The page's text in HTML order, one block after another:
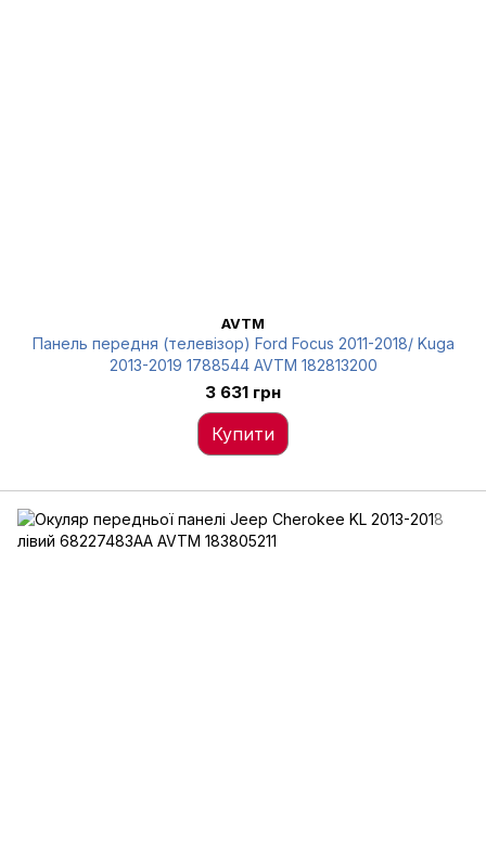
AVTM
Панель передня (телевізор) Ford Focus 2011-2018/ Kuga
2013-2019 1788544 AVTM 182813200
3 631 грн
Купити